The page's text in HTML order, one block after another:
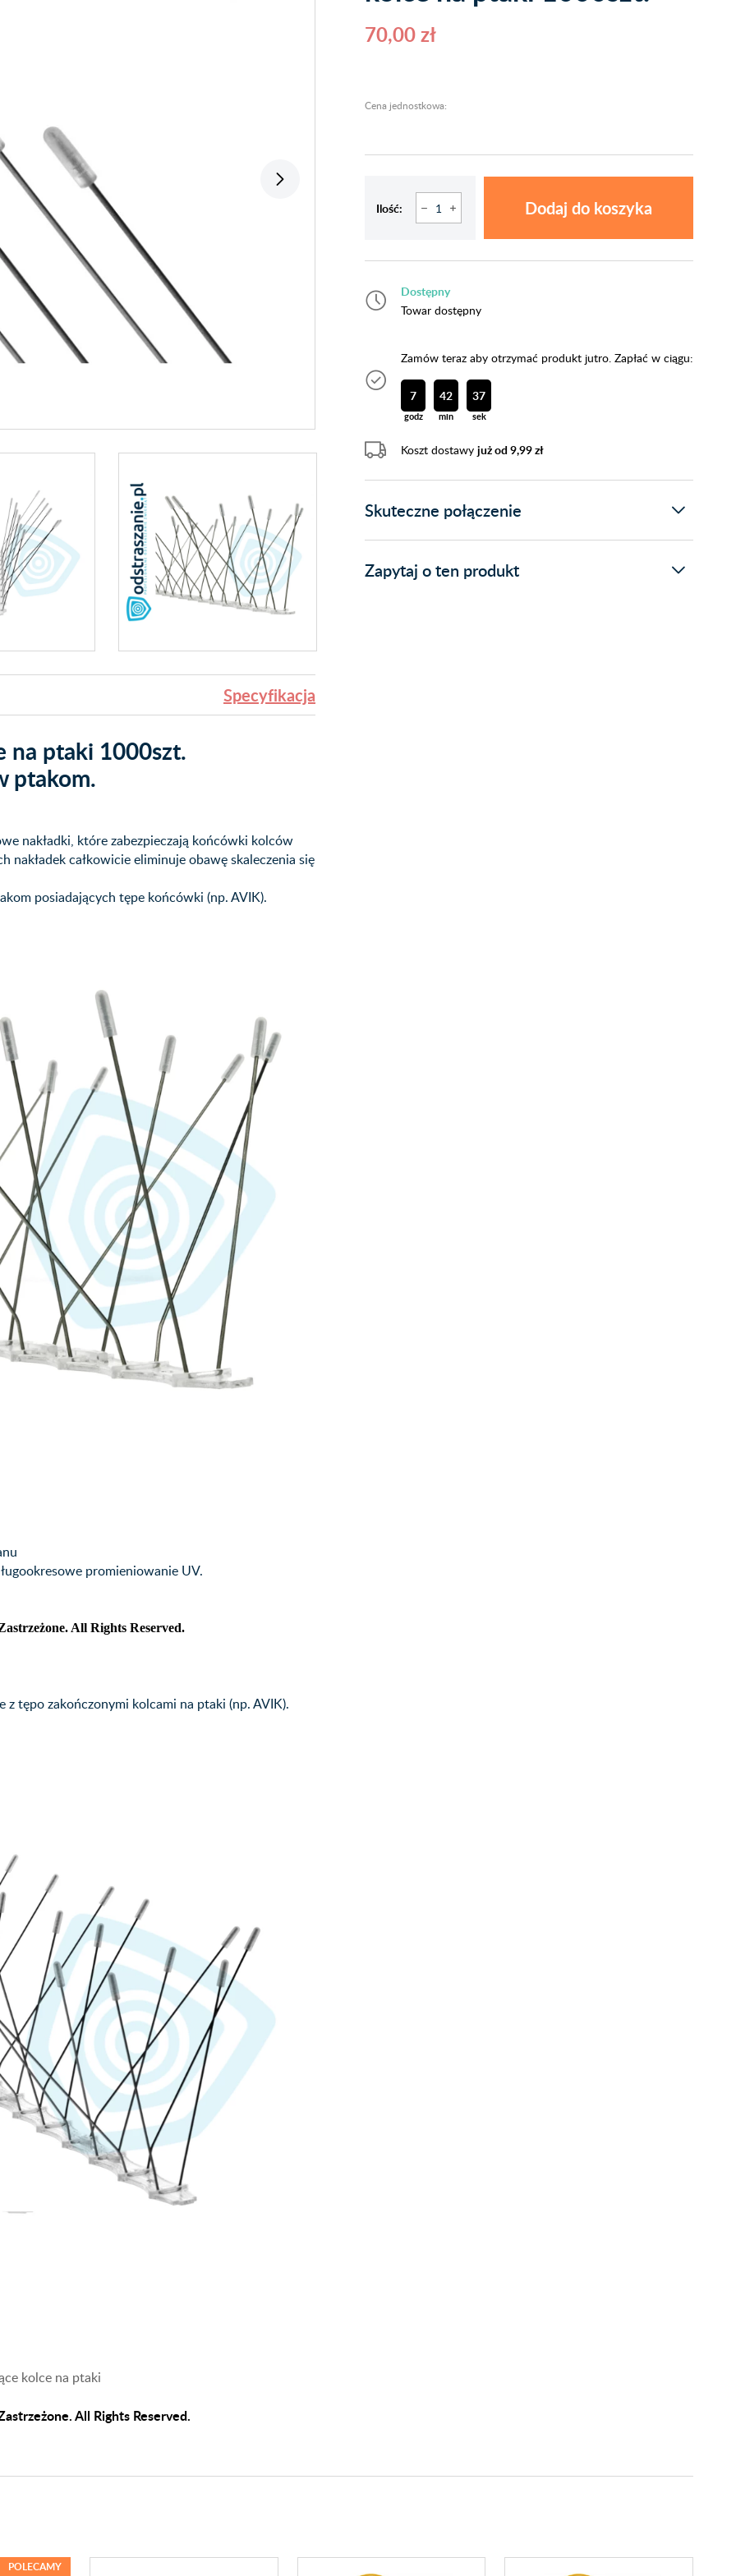
70,00 zł
Cena jednostkowa:
Ilość: Dodaj do koszyka
Dostępny
Towar dostępny
Zamów teraz aby otrzymać produkt jutro. Zapłać w ciągu:
7
godz
42
min
36
sek
Koszt dostawy już od 9,99 zł
Skuteczne połączenie
Zapytaj o ten produkt
Specyfikacja
na ptaki 1000szt.
ptakom.
nakładki, które zabezpieczają końcówki kolców
nakładek całkowicie eliminuje obawę skaleczenia się
posiadających tępe końcówki (np. AVIK).
promieniowanie UV.
All Rights Reserved.
tępo zakończonymi kolcami na ptaki (np. AVIK).
kolce na ptaki
All Rights Reserved.
POLECAMY